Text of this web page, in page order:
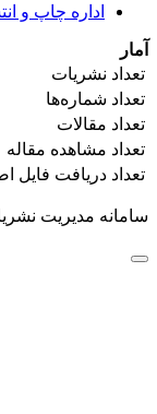
اداره چاپ و
آمار
تعداد نشریات
تعداد شماره‌ها
تعداد مقالات
تعداد مشاهده مقاله
تعداد دریافت فایل
سامانه مدیریت